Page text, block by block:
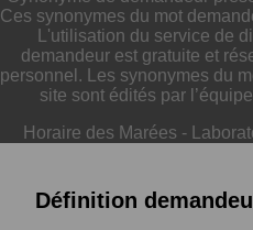
Ces synonymes du mot
L'utilisation du service de
demandeur est gratuite et
personnel. Les synonymes du
site sont édités par
Horaire des Marées -
Définition